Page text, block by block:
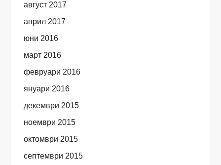
август 2017
април 2017
юни 2016
март 2016
февруари 2016
януари 2016
декември 2015
ноември 2015
октомври 2015
септември 2015